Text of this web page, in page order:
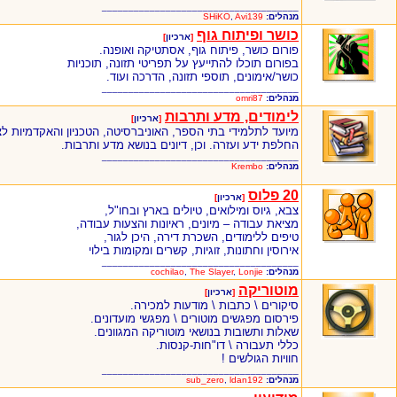
מנהלים:
SHiKO Avi139
כושר ופיתוח גוף [ארכיון]
פורום כושר, פיתוח גוף, אסתטיקה ואופנה.
בפורום תוכלו להתייעץ על תפריטי תזונה, תוכניות
כושר/אימונים, תוספי תזונה, הדרכה ועוד.
מנהלים: omri87
לימודים, מדע ותרבות [ארכיון]
מיועד לתלמידי בתי הספר, האוניברסיטה, הטכניון והאקדמיות
החלפת ידע ועזרה. וכן, דיונים בנושא מדע ותרבות.
מנהלים: Krembo
20 פלוס [ארכיון]
צבא, גיוס ומילואים, טיולים בארץ ובחו"ל,
מציאת עבודה – מיונים, ראיונות והצעות עבודה,
טיפים ללימודים, השכרת דירה, היכן לגור,
אירוסין וחתונות, זוגיות, קשרים ומקומות בילוי
מנהלים:
cochilao The Slayer, Lonjie
מוטוריקה [ארכיון]
סיקורים \ כתבות \ מודעות למכירה.
פירסום מפגשים מוטורים \ מפגשי מועדונים.
שאלות ותשובות בנושאי מוטוריקה המגוונים.
כללי תעבורה \ דו"חות-קנסות.
חוויות הגולשים !
מנהלים:
sub_zero ldan192